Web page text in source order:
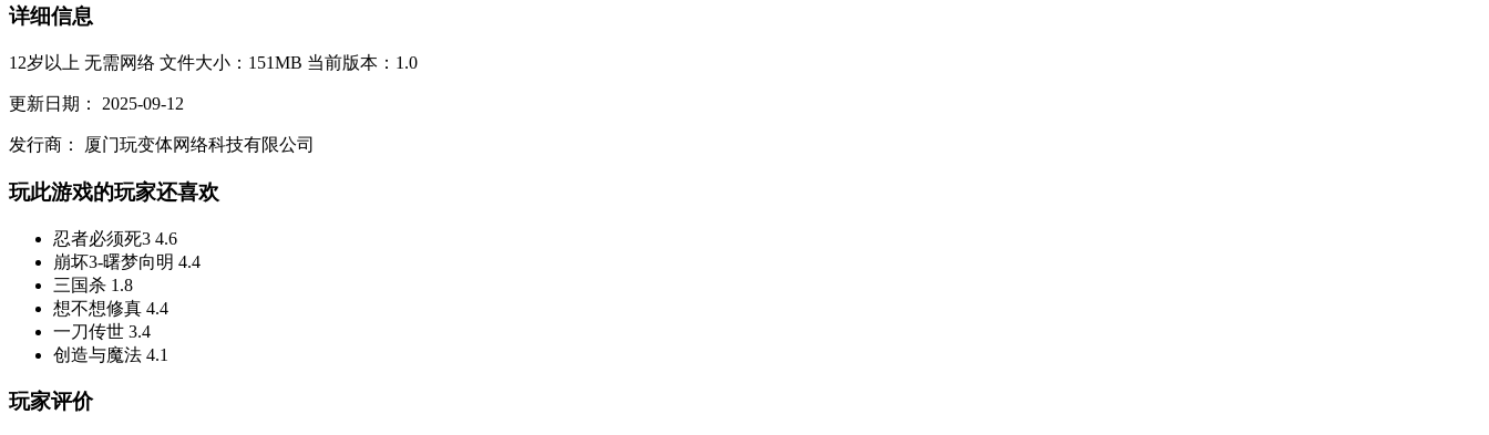
详细信息
12岁以上 无需网络 文件大小：151MB 当前版本：1.0
更新日期： 2025-09-12
发行商： 厦门玩变体网络科技有限公司
玩此游戏的玩家还喜欢
忍者必须死3 4.6
崩坏3-曙梦向明 4.4
三国杀 1.8
想不想修真 4.4
一刀传世 3.4
创造与魔法 4.1
玩家评价